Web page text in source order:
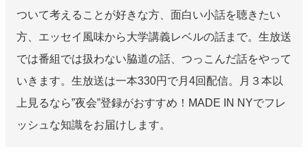
ついて考えることが好きな方、面白い小話を聴きたい
方、エッセイ風味から大学講義レベルの話まで。生放送
では番組では扱わない脇道の話、つっこんだ話をやって
いきます。生放送は一本330円で月4回配信。月３本以
上見るなら”夜会”登録がおすすめ！MADE IN NYでフレ
ッシュな知識をお届けします。